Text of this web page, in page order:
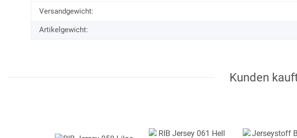
Versandgewicht:
Artikelgewicht:
Kunden